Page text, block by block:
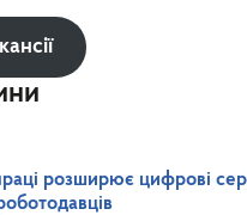
розширює цифрові